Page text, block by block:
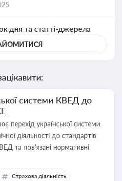
дня та статті-джерела
системи КВЕД до
перехід української системи
діяльності до стандартів
та пов'язані нормативні
Страхова діяльність